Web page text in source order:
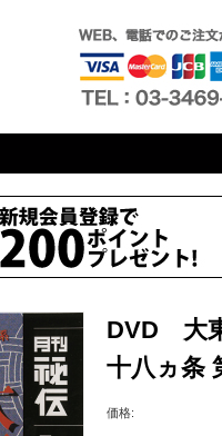
DVD 大
十八ヵ条
価格: